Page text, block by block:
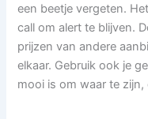
een beetje vergeten.
call om alert te blijven.
prijzen van andere
elkaar. Gebruik ook je
mooi is om waar te